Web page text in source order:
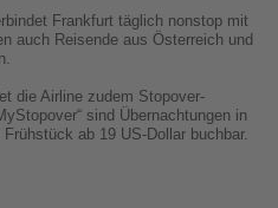
Frankfurt täglich nonstop mit
auch Reisende aus Österreich und
die Airline zudem Stopover-
sind Übernachtungen in
ab 19 US-Dollar buchbar.